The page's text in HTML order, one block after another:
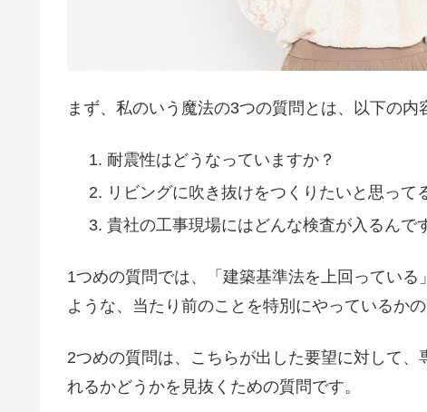
まず、私のいう魔法の3つの質問とは、以下の内
耐震性はどうなっていますか？
リビングに吹き抜けをつくりたいと思って
貴社の工事現場にはどんな検査が入るんで
1つめの質問では、「建築基準法を上回ってい
ような、当たり前のことを特別にやっているか
2つめの質問は、こちらが出した要望に対して
れるかどうかを見抜くための質問です。